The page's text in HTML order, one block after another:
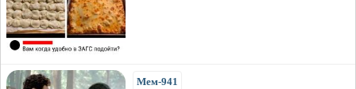
Мем-941